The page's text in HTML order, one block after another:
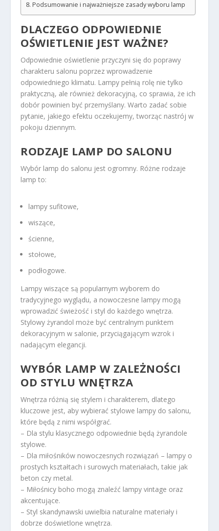
Podsumowanie i najważniejsze zasady wyboru lamp
DLACZEGO ODPOWIEDNIE
OŚWIETLENIE JEST WAŻNE?
Odpowiednie oświetlenie przyczyni się do poprawy
charakteru salonu poprzez wprowadzenie
odpowiedniego klimatu. Lampy pełnią rolę nie tylko
praktyczną, ale również dekoracyjną, co sprawia, że ich
dobór powinien być przemyślany. Warto zadać sobie
pytanie, jakiego efektu oczekujemy, tworząc nastrój w
pokoju dziennym.
RODZAJE LAMP DO SALONU
Wybór lamp do salonu jest ogromny. Różne rodzaje
lamp to:
lampy sufitowe,
wiszące,
ścienne,
stołowe,
podłogowe.
Lampy wiszące są popularnym wyborem do
tradycyjnego wyglądu, a nowoczesne lampy mogą
wprowadzić świeżość i styl do każdego wnętrza.
Stylowy żyrandol może być centralnym punktem
dekoracyjnym w salonie, przyciągającym wzrok i
nadającym elegancji.
WYBÓR LAMP W ZALEŻNOŚCI
OD STYLU WNĘTRZA
Wnętrza różnią się stylem i charakterem, dlatego
kluczowe jest, aby wybierać stylowe lampy do salonu,
które będą z nimi współgrać.
– Dla stylu klasycznego odpowiednie będą żyrandole
stylowe.
– Dla miłośników nowoczesnych rozwiązań – lampy o
prostych kształtach i surowych materiałach, takie jak
beton czy metal.
– Miłośnicy boho mogą znaleźć lampy vintage oraz
akcentujące.
– Styl skandynawski uwielbia naturalne materiały i
dobrze doświetlone wnętrza.